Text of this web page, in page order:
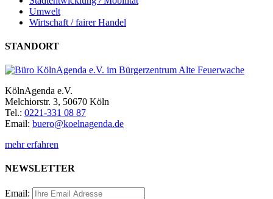
Umwelt
Wirtschaft / fairer Handel
STANDORT
KölnAgenda e.V.
Melchiorstr. 3, 50670 Köln
Tel.: 0221-331 08 87
Email: buero@koelnagenda.de
mehr erfahren
NEWSLETTER
Email: